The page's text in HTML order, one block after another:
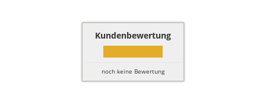
Kundenbewertung
noch keine Bewertung